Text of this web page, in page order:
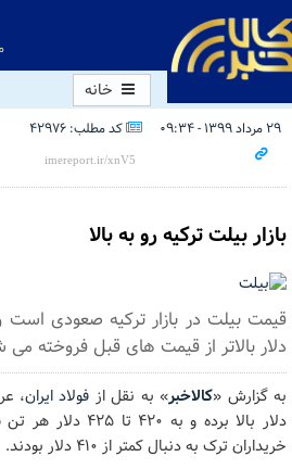
خانه
۲۹ مرداد ۱۳۹۹ - ۰۹:۳۴ کد مطلب: 42976
بازار بیلت ترکیه رو به بالا
دلار بالاتر از قیمت های قبل فروخته
به گزارش «کالاخبر» به نقل از فولاد ایران
دلار بالا برده و
خریداران ترک به دنبال کمتر از ۴۱۰ دلار بودند.